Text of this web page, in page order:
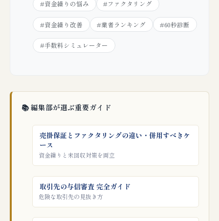
#資金繰りの悩み #ファクタリング
#資金繰り改善 #業者ランキング #60秒診断
#手数料シミュレーター
📚 編集部が選ぶ重要ガイド
売掛保証とファクタリングの違い・併用すべきケ
ース
資金繰りと未回収対策を両立
取引先の与信審査 完全ガイド
危険な取引先の見抜き方